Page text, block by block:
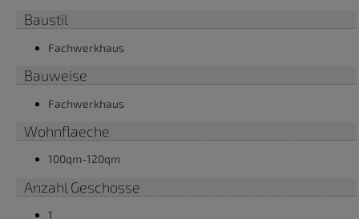
Baustil
Fachwerkhaus
Bauweise
Fachwerkhaus
Wohnflaeche
100qm-120qm
Anzahl Geschosse
1